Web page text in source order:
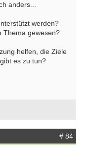
anders...
werden?
Thema gewesen?
helfen, die Ziele
es zu tun?
# 84